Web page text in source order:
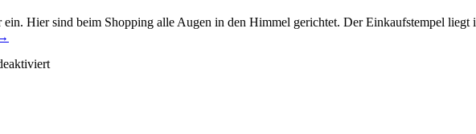
Hier sind beim Shopping alle Augen in den Himmel gerichtet. Der Einkaufstempel liegt